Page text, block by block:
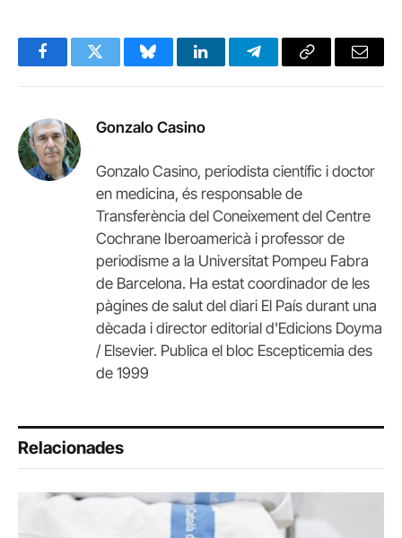
FacebookTwitter BlueskyLinkedInTelegramCopy
Email
Gonzalo Casino
Gonzalo Casino, periodista científic i doctor
en medicina, és responsable de
Transferència del Coneixement del Centre
Cochrane Iberoamericà i professor de
periodisme a la Universitat Pompeu Fabra
de Barcelona. Ha estat coordinador de les
pàgines de salut del diari El País durant una
dècada i director editorial d'Edicions Doyma
/ Elsevier. Publica el bloc Escepticemia des
de 1999
Relacionades